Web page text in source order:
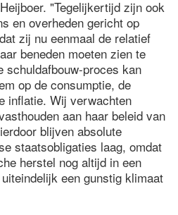
"Tegelijkertijd zijn ook
en overheden gericht op
zij nu eenmaal de relatief
beneden moeten zien te
schuldafbouw-proces kan
op de consumptie, de
inflatie. Wij verwachten
aan haar beleid van
blijven absolute
staatsobligaties laag, omdat
herstel nog altijd in een
een gunstig klimaat